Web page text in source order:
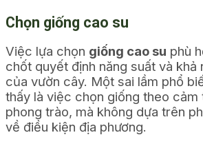
Chọn giống cao su
Việc lựa chọn giống cao su phù
chốt quyết định năng suất và khả
của vườn cây. Một sai lầm phổ
thấy là việc chọn giống theo cảm
phong trào, mà không dựa trên
về điều kiện địa phương.